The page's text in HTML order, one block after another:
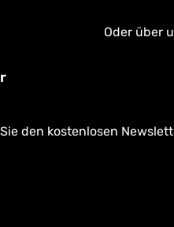
Oder über
den kostenlosen